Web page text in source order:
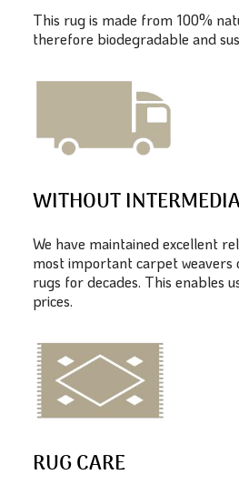
This rug is made from 100%
therefore biodegradable and
WITHOUT
We have maintained excellent
most important carpet weavers
rugs for decades. This enables
prices.
RUG CARE